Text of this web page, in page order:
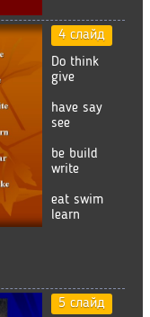
4 слайд
Do think
give
have say
see
be build
write
eat swim
learn
5 слайд